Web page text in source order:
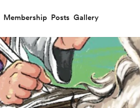
Membership Posts Gallery